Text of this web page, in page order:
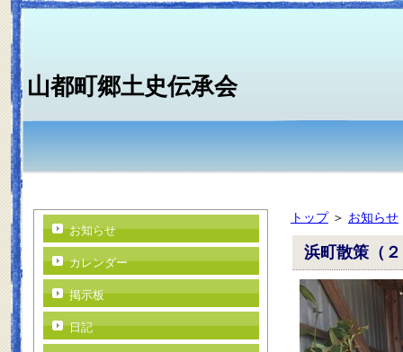
山都町郷土史伝承会
トップ＞ お知らせ
浜町散策（
お知らせ
カレンダー
掲示板
日記